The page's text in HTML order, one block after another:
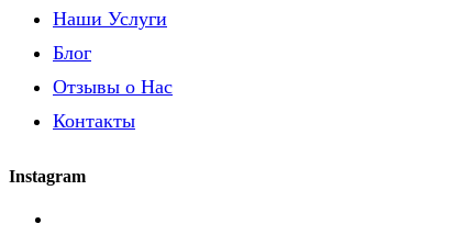
Наши Услуги
Блог
Отзывы о Нас
Контакты
Instagram